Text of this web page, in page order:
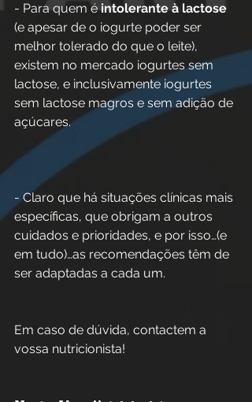
- Para quem é intolerante à lactose
(e apesar de o iogurte poder ser
melhor tolerado do que o leite),
existem no mercado iogurtes sem
lactose, e inclusivamente iogurtes
sem lactose magros e sem adição de
açúcares.
- Claro que há situações clínicas mais
específicas, que obrigam a outros
cuidados e prioridades, e por isso…(e
em tudo)…as recomendações têm de
ser adaptadas a cada um.
Em caso de dúvida, contactem a
vossa nutricionista!